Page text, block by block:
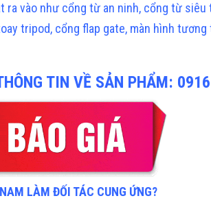
ra vào như cổng từ an ninh, cổng từ siêu
tripod, cổng flap gate, màn hình tương
TIN VỀ SẢN PHẨM:
LÀM ĐỐI TÁC CUNG ỨNG?